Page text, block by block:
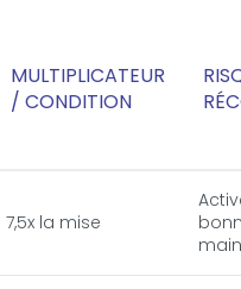
MULTIPLICATEUR
/ CONDITION
7,5x la mise
main